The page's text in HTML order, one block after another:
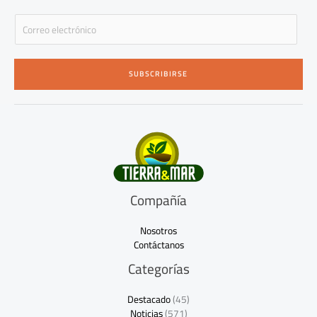
E
a
i
*
SUBSCRIBIRSE
Compañía
Nosotros
Contáctanos
Categorías
Destacado(45)